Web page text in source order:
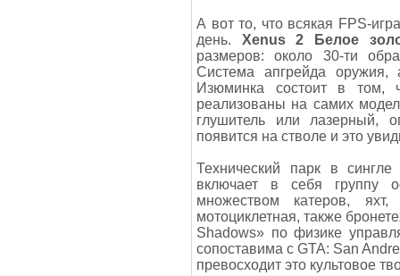
А вот то, что всякая FPS-
день. Xenus 2 Белое
размеров: около 30-ти
Система апгрейда
Изюминка состоит в том,
реализованы на самих
глушитель или лазерный,
появится на стволе и это
Технический парк в
включает в себя группу
множеством катеров, яхт,
мотоциклетная, также
Shadows» по физике
сопоставима с GTA: San
превосходит это культовое